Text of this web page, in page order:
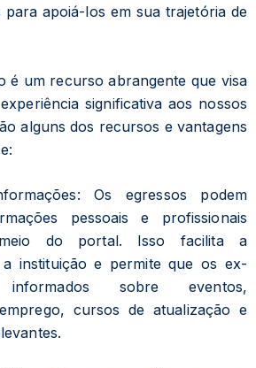
apoiá-los em sua trajetória de
é um recurso abrangente que visa
significativa aos nossos
alguns dos recursos e vantagens
Os egressos podem
pessoais e profissionais
do portal. Isso facilita a
instituição e permite que os ex-
sobre eventos,
cursos de atualização e